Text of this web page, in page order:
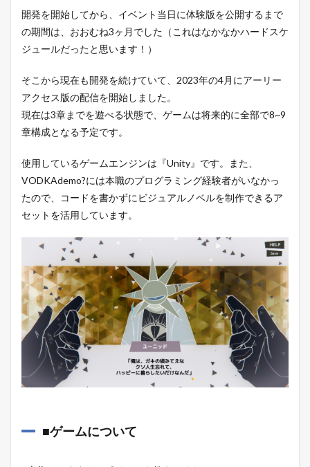
開発を開始してから、イベント当日に体験版を公開するまで
の期間は、おおむね3ヶ月でした（これはなかなかハードスケ
ジュールだったと思います！）
そこから現在も開発を続けていて、2023年の4月にアーリー
アクセス版の配信を開始しました。
現在は3章までを遊べる状態で、ゲームは将来的に全部で8~9
章構成となる予定です。
使用しているゲームエンジンは『Unity』です。また、
VODKAdemo?には本職のプログラミング経験者がいなかっ
たので、コードを書かずにビジュアルノベルを制作できるア
セットを活用しています。
■ゲームについて